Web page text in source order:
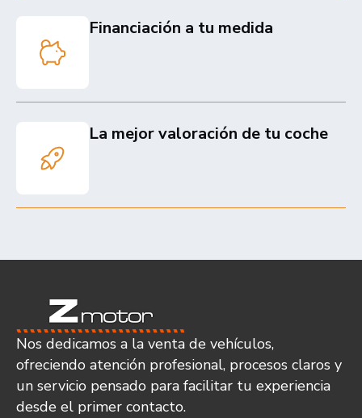
Financiación a tu medida
La mejor valoración de tu coche
Nos dedicamos a la venta de vehículos,
ofreciendo atención profesional, procesos claros y
un servicio pensado para facilitar tu experiencia
desde el primer contacto.